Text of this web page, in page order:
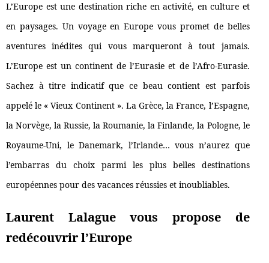
L’Europe est une destination riche en activité, en culture et
en paysages. Un voyage en Europe vous promet de belles
aventures inédites qui vous marqueront à tout jamais.
L’Europe est un continent de l’Eurasie et de l’Afro-Eurasie.
Sachez à titre indicatif que ce beau contient est parfois
appelé le « Vieux Continent ». La Grèce, la France, l’Espagne,
la Norvège, la Russie, la Roumanie, la Finlande, la Pologne, le
Royaume-Uni, le Danemark, l’Irlande… vous n’aurez que
l’embarras du choix parmi les plus belles destinations
européennes pour des vacances réussies et inoubliables.
Laurent Lalague vous propose de
redécouvrir l’Europe